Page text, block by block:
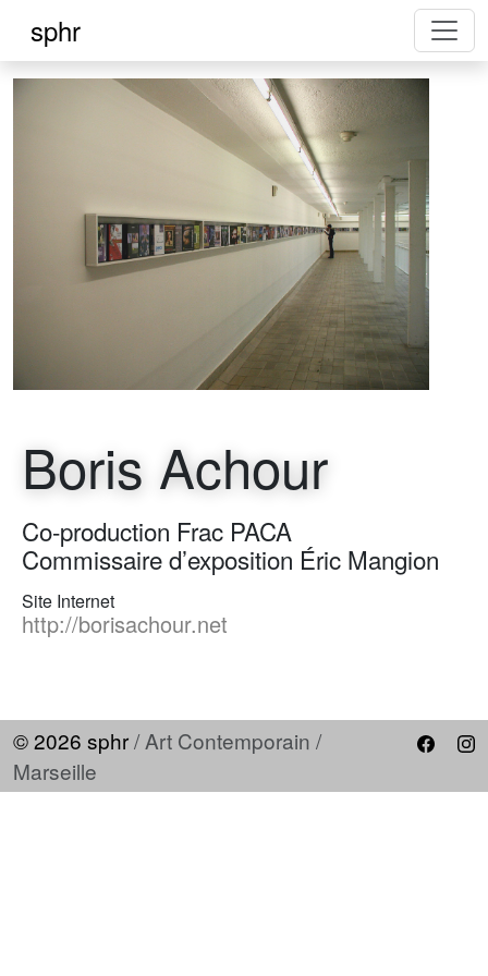
sphr
Boris Achour
Co-production Frac PACA
Commissaire d’exposition Éric Mangion
Site Internet
http://borisachour.net
© 2026 sphr/ Art Contemporain /
Marseille